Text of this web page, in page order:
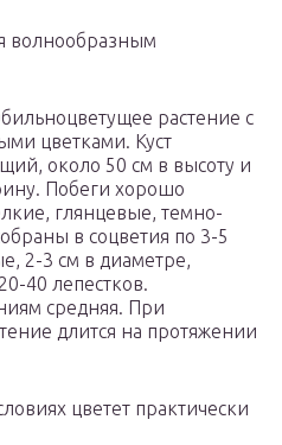
волнообразным
растение с
цветками. Куст
около 50 см в высоту и
Побеги хорошо
глянцевые, темно-
в соцветия по 3-5
2-3 см в диаметре,
40 лепестков.
средняя. При
длится на протяжении
цветет практически